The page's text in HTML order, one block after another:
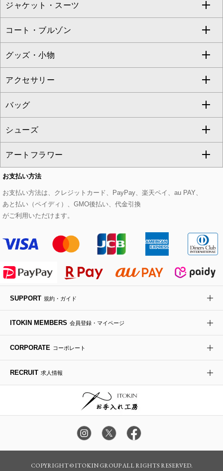
eur3
Maison de CINQ
MK MICHEL KLEIN BAG
HIROKO KOSHINO
ニット・セーター
カーディガン
アンサンブルセット
ベスト・ジレ
パーカー
タンクトップ・キャミソール
スウェット・ジャージー
その他のトップス
ドレス
チュニック
ジャンパースカート
その他のワンピース・ドレス
フルレングスパンツ
クロップド・半端丈パンツ
ガウチョ・ワイドパンツ
ハーフ・ショート丈パンツ
サロペット・オールインワン
その他のパンツ
すべてのスカート
ロング・マキシ丈スカート
ひざ丈スカート
ミモレ丈スカート
ショート・ミニ丈スカート
その他のスカート
ジャケット・スーツ
すべてのジャケット・スーツ
テーラードジャケット
ノーカラージャケット
セットアップ
セットアップジャケット
セットアップパンツ
セットアップスカート
セットアップワンピース
コート・ブルゾン
すべてのコート・ブルゾン
トレンチコート
ピーコート
ダッフルコート
チェスターコート
モッズコート
ステンカラーコート
ライダースジャケット
デニムジャケット
ダウンジャケット・コート
グッズ・小物
すべてのグッズ・小物
マスク
ストール・マフラー・スヌード
ベルト・サスペンダー
帽子
ヘアアクセサリー
ハンカチ・バンダナ
手袋
チャーム・ストラップ
アクセサリー
すべてのアクセサリー
ネックレス
ピアス・イヤリング
ブレスレット・バングル
ブローチ・コサージュ
バッグ
すべてのバッグ
トートバッグ
ショルダーバッグ
ボストンバッグ
バックパック・リュック
ボディバッグ・メッセンジャーバッグ
トラベルバッグ
シューズ
すべてのシューズ
パンプス
スニーカー
フラットシューズ
ローファー
ドレスシューズ
アートフラワー
すべてのアートフラワー
ローズ
カサブランカ・カラー
ラナンキュラス
ポプリアレンジ＆フレグランス
お支払い方法
お支払い方法は、クレジットカード、PayPay、楽天ペイ、au PAY、
あと払い（ペイディ）、GMO後払い、代金引換
がご利用いただけます。
SUPPORT 規約・ガイド
ITOKIN MEMBERS 会員登録・マイページ
CORPORATE コーポレート
RECRUIT 求人情報
COPYRIGHT © ITOKIN GROUP ALL RIGHTS RESERVED.